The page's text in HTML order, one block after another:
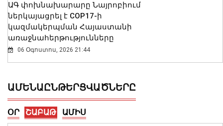
ԱԳ փոխնախարարը Նայրոբիում
ներկայացրել է COP17-ի
կազմակերպման Հայաստանի
առաջնահերթությունները
06 Օգոստոս, 2026 21:44
ԱՄԵՆԱԸՆԹԵՐՑՎԱԾՆԵՐԸ
ՕՐ ՇԱԲԱԹ ԱՄԻՍ